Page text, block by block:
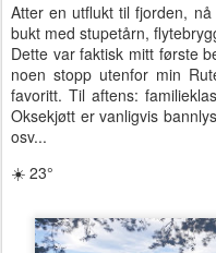
Atter en utflukt til fjorden,
bukt med stupetårn,
Dette var faktisk mitt første
noen stopp utenfor min
favoritt. Til aftens:
Oksekjøtt er vanligvis
osv...
☀️ 23°